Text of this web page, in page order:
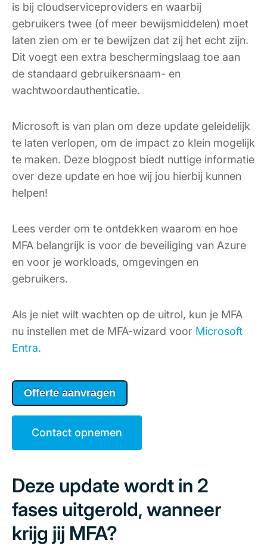
is bij cloudserviceproviders en waarbij
gebruikers twee (of meer bewijsmiddelen) moet
laten zien om er te bewijzen dat zij het echt zijn.
Dit voegt een extra beschermingslaag toe aan
de standaard gebruikersnaam- en
wachtwoordauthenticatie.
Microsoft is van plan om deze update geleidelijk
te laten verlopen, om de impact zo klein mogelijk
te maken. Deze blogpost biedt nuttige informatie
over deze update en hoe wij jou hierbij kunnen
helpen!
Lees verder om te ontdekken waarom en hoe
MFA belangrijk is voor de beveiliging van Azure
en voor je workloads, omgevingen en
gebruikers.
Als je niet wilt wachten op de uitrol, kun je MFA
nu instellen met de MFA-wizard voor Microsoft
Entra.
Offerte aanvragen
Contact opnemen
Deze update wordt in 2
fases uitgerold, wanneer
krijg jij MFA?